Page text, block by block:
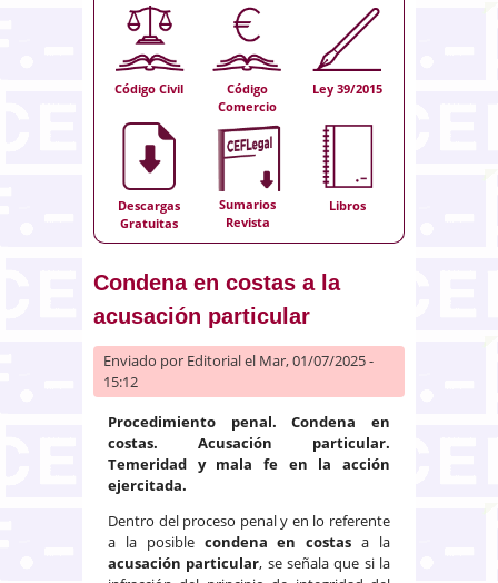
Código Civil
Código
Comercio
Ley 39/2015
Descargas
Gratuitas
Sumarios
Revista
Libros
Condena en costas a la
acusación particular
Enviado por Editorialel Mar, 01/07/2025 -
15:12
Procedimiento penal. Condena en
costas. Acusación particular.
Temeridad y mala fe en la acción
ejercitada.
Dentro del proceso penal y en lo referente
a la posible condena en costas a la
acusación particular, se señala que si la